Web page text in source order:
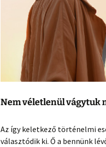
Nem véletlenül vágytuk
Az így keletkező történelmi
választódik ki. Ő a bennünk